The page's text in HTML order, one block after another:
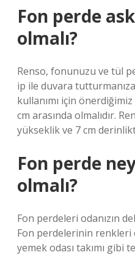
Fon perde
olmalı?
Renso, fonunuzu ve tül
ip ile duvara
kullanımı için
cm arasında olmalıdır.
yükseklik ve 7 cm
Fon perde
olmalı?
Fon perdeleri odanızın
Fon perdelerinin renkleri
yemek odası takımı gibi